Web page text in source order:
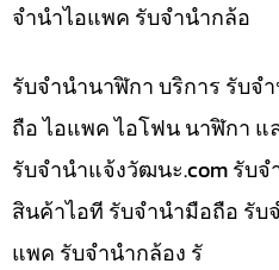
จำนำไอแพค รับจำนำกล้อ
รับจำนำนาฬิกา บริการ รับจ
ถือ ไอแพค ไอโฟน นาฬิกา แ
รับจํานําแจ้งวัฒนะ.com รับ
สินค้าไอที รับจำนำมือถือ รับ
แพค รับจำนำกล้อง รั